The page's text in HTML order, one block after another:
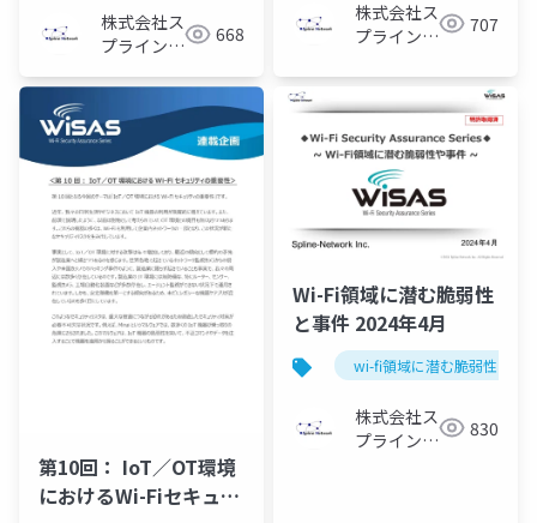
株式会社ス
プライン・
ク
668
株式会社ス
プライン・
ク
707
第10回： IoT／OT環境
におけるWi-Fiセキュリ
Wi-Fi領域に潜む脆弱性
と事件 2024年4月
wi-fi領域に潜む脆弱性と事
株式会社ス
プライン・
830